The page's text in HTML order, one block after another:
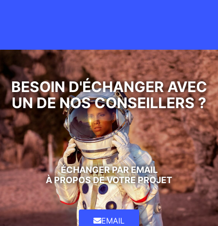
BESOIN D'ÉCHANGER AVEC
UN DE NOS CONSEILLERS ?
ÉCHANGER PAR EMAIL
À PROPOS DE VOTRE PROJET
EMAIL